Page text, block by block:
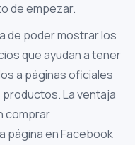
de empezar.
de poder mostrar los
que ayudan a tener
a páginas oficiales
La ventaja
comprar
página en Facebook